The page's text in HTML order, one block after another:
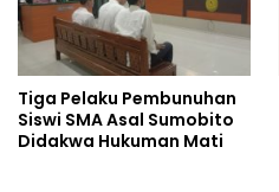
Tiga Pelaku Pembunuhan
Siswi SMA Asal Sumobito
Didakwa Hukuman Mati